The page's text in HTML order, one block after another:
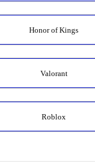
Honor of Kings
Valorant
Roblox